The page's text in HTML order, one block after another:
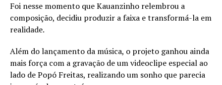
Foi nesse momento que Kauanzinho relembrou a
composição, decidiu produzir a faixa e transformá-la em
realidade.
Além do lançamento da música, o projeto ganhou ainda
mais força com a gravação de um videoclipe especial ao
lado de Popó Freitas, realizando um sonho que parecia